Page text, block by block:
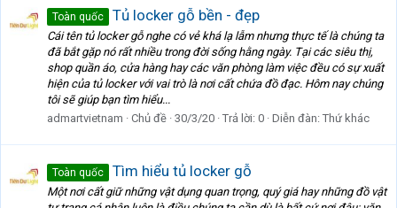
Toàn quốc Tủ locker gỗ bền - đẹp
Cái tên tủ locker gỗ nghe có vẻ khá lạ lẫm nhưng thực tế là chúng ta
đã bắt gặp nó rất nhiều trong đời sống hằng ngày. Tại các siêu thị,
shop quần áo, cửa hàng hay các văn phòng làm việc đều có sự xuất
hiện của tủ locker với vai trò là nơi cất chứa đồ đạc. Hôm nay chúng
tôi sẽ giúp bạn tìm hiểu...
admartvietnam
Chủ đề 30/3/20 Trả lời: 0 Diễn đàn: Thứ khác
Toàn quốc Tìm hiểu tủ locker gỗ
Một nơi cất giữ những vật dụng quan trọng, quý giá hay những đồ vật